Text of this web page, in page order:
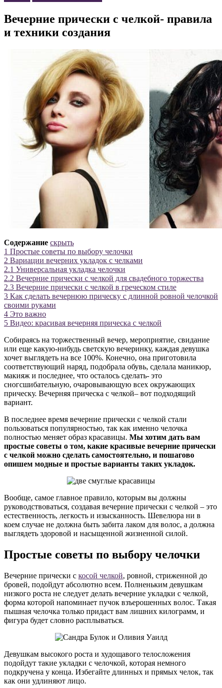
Вечерние прически с челкой- правила
и техники создания
Содержание скрыть
1 Простые советы по выбору челочки
2 Вариации вечерних укладок с челками
2.1 Универсальная укладка челочки
2.2 Вечерние прически с челкой для свадебного торжества
2.3 Вечерние прически с челкой в греческом стиле
3 Как сделать вечернюю прическу с длинной ровной челочкой
своими руками
4 Это важно
5 Видео: красивая вечерняя прическа с челкой
Собираясь на торжественный вечер, мероприятие, свидание
или еще какую-нибудь светскую вечеринку, каждая девушка
хочет выглядеть на все 100%. Конечно, она приготовила
соответствующий наряд, подобрала обувь, сделала маникюр,
макияж и последнее, что осталось сделать- это
сногсшибательную, очаровывающую всех окружающих
прическу. Вечерняя прическа с челкой– вот подходящий
вариант.
В последнее время вечерние прически с челкой стали
пользоваться популярностью, так как именно челочка
полностью меняет образ красавицы. Мы хотим дать вам
простые советы о том, какие красивые вечерние прически
с челкой можно сделать самостоятельно, и пошагово
опишем модные и простые варианты таких укладок.
Вообще, самое главное правило, которым вы должны
руководствоваться, создавая вечерние прически с челкой – это
естественность, легкость и изысканность. Шевелюра ни в
коем случае не должна быть забита лаком для волос, а должна
выглядеть здоровой и насыщенной жизненной силой.
Простые советы по выбору челочки
Вечерние прически с косой челкой, ровной, стриженной до
бровей, подойдут абсолютно всем. Полненьким девушкам
низкого роста не следует делать вечерние укладки с челкой,
форма которой напоминает пучок взъерошенных волос. Такая
пышная челочка только придаст вам лишних килограмм, и
фигура будет словно расплываться.
Девушкам высокого роста и худощавого телосложения
подойдут такие укладки с челочкой, которая немного
подкручена у конца. Избегайте длинных и прямых челок, так
как они удлиняют лицо.